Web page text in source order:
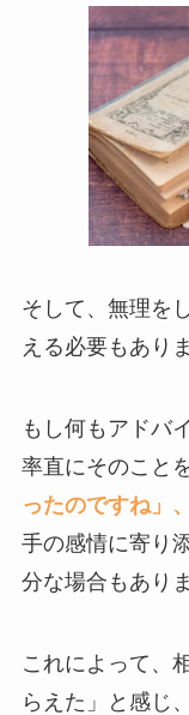
そして、無理を
える必要もあり
もし何もアドバ
率直にそのこと
ったのですね」
手の感情に寄り
分な場合もありま
これによって、
らえた」と感じ